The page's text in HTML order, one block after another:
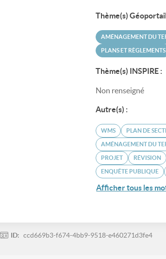
Thème(s)
AMÉNAGEMENT DU
PLANS ET RÈGLEMENTS
Thème(s) INSPIRE :
Non renseigné
Autre(s) :
WMS PLAN DE
AMÉNAGEMENT DU
PROJET RÉVISION
ENQUÊTE PUBLIQUE
Afficher tous les
ID: ccd669b3-f674-4bb9-9518-e460271d3fe4